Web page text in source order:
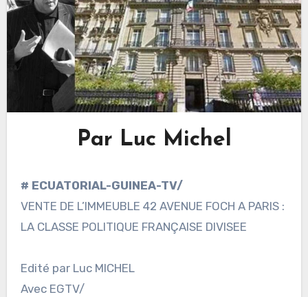
Par Luc Michel
# ECUATORIAL-GUINEA-TV/
VENTE DE L’IMMEUBLE 42 AVENUE FOCH A PARIS :
LA CLASSE POLITIQUE FRANÇAISE DIVISEE
Edité par Luc MICHEL
Avec EGTV/